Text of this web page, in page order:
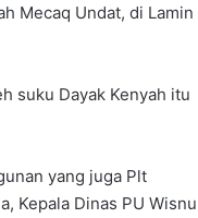
Mecaq Undat, di Lamin
suku Dayak Kenyah itu
yang juga Plt
Kepala Dinas PU Wisnu